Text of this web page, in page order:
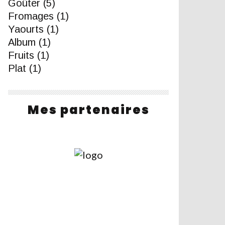
Goûter (5)
Fromages (1)
Yaourts (1)
Album (1)
Fruits (1)
Plat (1)
Mes partenaires